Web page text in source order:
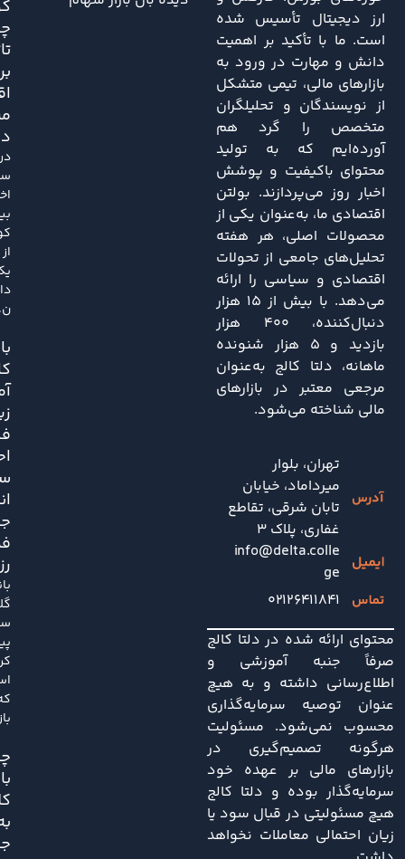
ارز دیجیتال تأسیس شده
است. ما با تأکید بر اهمیت
دانش و مهارت در ورود به
بازارهای مالی، تیمی متشکل
از نویسندگان و تحلیلگران
متخصص را گرد هم
آورده‌ایم که به تولید
محتوای باکیفیت و پوشش
اخبار روز می‌پردازند. بولتن
اقتصادی ما، به‌عنوان یکی از
محصولات اصلی، هر هفته
تحلیل‌های جامعی از تحولات
اقتصادی و سیاسی را ارائه
می‌دهد. با بیش از ۱۵ هزار
دنبال‌کننده، ۴۰۰ هزار
بازدید و ۵ هزار شنونده
ماهانه، دلتا کالج به‌عنوان
مرجعی معتبر در بازارهای
مالی شناخته می‌شود.
تهران، بلوار
میرداماد، خیابان
تابان شرقی، تقاطع
غفاری، پلاک 3
info@delta.colle
ge
۰۲۱۲۶۴۱۱۸۴۱
محتوای ارائه شده در دلتا کالج
صرفاً جنبه آموزشی و
اطلاع‌رسانی داشته و به هیچ
عنوان توصیه سرمایه‌گذاری
محسوب نمی‌شود. مسئولیت
هرگونه تصمیم‌گیری در
بازارهای مالی بر عهده خود
سرمایه‌گذار بوده و دلتا کالج
هیچ مسئولیتی در قبال سود یا
زیان احتمالی معاملات نخواهد
بر
در
از
با